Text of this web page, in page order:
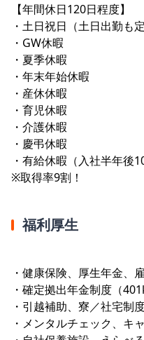
【年間休日120日程度】
・土日祝日（土日出勤も
・GW休暇
・夏季休暇
・年末年始休暇
・産休休暇
・育児休暇
・介護休暇
・慶弔休暇
・有給休暇（入社半年後
※取得率9割！
福利厚生
・健康保険、厚生年金、
・確定拠出年金制度（
・引越補助、寮／社宅制
・メンタルチェック、キ